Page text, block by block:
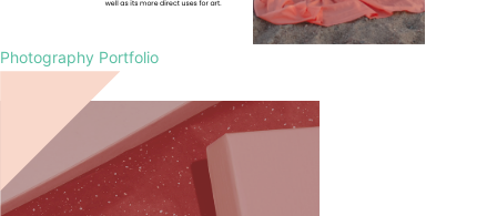
Photography Portfolio